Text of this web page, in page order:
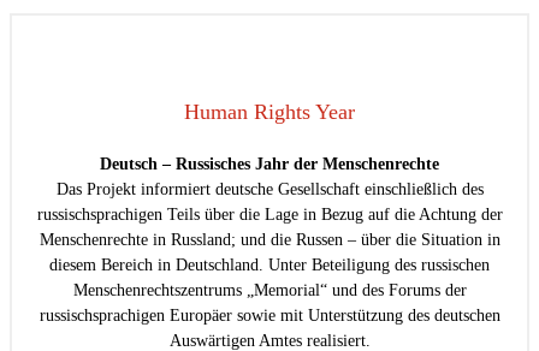
Human Rights Year
Deutsch – Russisches Jahr der Menschenrechte
Das Projekt informiert deutsche Gesellschaft einschließlich des
russischsprachigen Teils über die Lage in Bezug auf die Achtung der
Menschenrechte in Russland; und die Russen – über die Situation in
diesem Bereich in Deutschland. Unter Beteiligung des russischen
Menschenrechtszentrums „Memorial“ und des Forums der
russischsprachigen Europäer sowie mit Unterstützung des deutschen
Auswärtigen Amtes realisiert.